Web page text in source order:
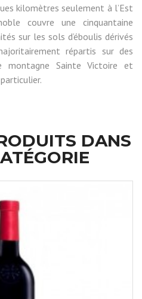
kilomètres seulement à l’Est
couvre une cinquantaine
sur les sols d’éboulis dérivés
répartis sur des
Sainte Victoire et
DANS